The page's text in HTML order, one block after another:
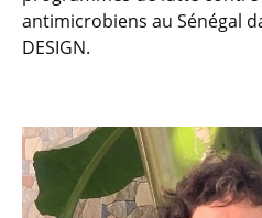
antimicrobiens au Sénégal
DESIGN.